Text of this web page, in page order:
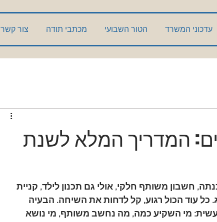
צור קשר מכתבי תודה הטור השבועי עדכוני המשרד
המדריך המלא לשנת
חשבון משותף חלקי, אולי גם תכנון לילד, קניית
כל עוד הכול רגוע, קל לדחות את השיחה. הבעיה
מי השקיע כמה, מה נחשב משותף, מי נושא